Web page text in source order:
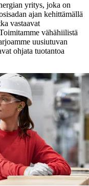
yritys, joka on
ajan kehittämällä
vastaavat
vähähiilistä
uusiutuvan
ohjata tuotantoa